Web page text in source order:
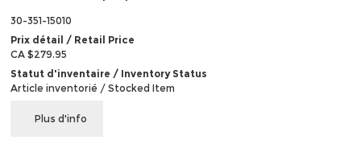
30-351-15010
Prix détail / Retail Price
CA $279.95
Statut d'inventaire / Inventory Status
Article inventorié / Stocked Item
Plus d'info